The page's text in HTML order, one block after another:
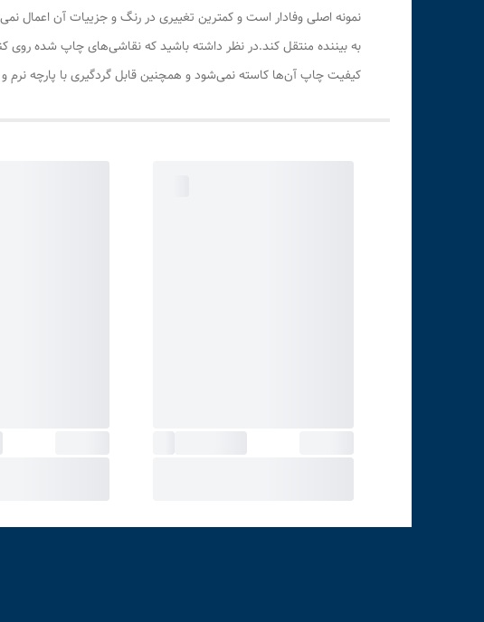
نمونه اصلی وفادار است و کمترین تغییری در رنگ و جزییات آن
به بیننده منتقل کند.در نظر داشته باشید که نقاشی‌های چاپ شده روی
کیفیت چاپ آن‌ها کاسته نمی‌شود و همچنین قابل گردگیری با پارچه نرم